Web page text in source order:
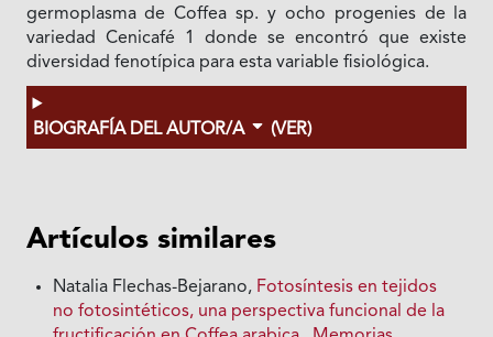
germoplasma de Coffea sp. y ocho progenies de la
variedad Cenicafé 1 donde se encontró que existe
diversidad fenotípica para esta variable fisiológica.
BIOGRAFÍA DEL AUTOR/A (VER)
Artículos similares
Natalia Flechas-Bejarano, Fotosíntesis en tejidos
no fotosintéticos, una perspectiva funcional de la